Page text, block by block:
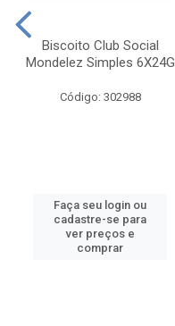
Biscoito Club Social
Mondelez Simples 6X24G
Código: 302988
Faça seu login ou
cadastre-se para
ver preços e
comprar